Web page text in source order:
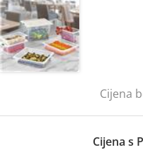
Cijena
Cijena s